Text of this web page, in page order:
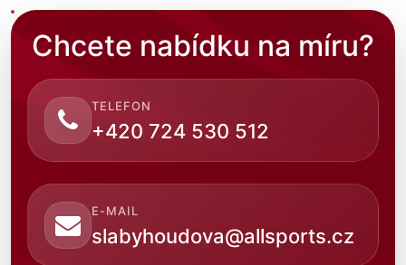
Chcete nabídku na míru?
TELEFON
+420 724 530 512
E-MAIL
slabyhoudova@allsports.cz